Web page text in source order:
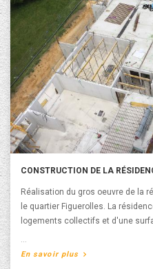
CONSTRUCTION DE LA
Réalisation du gros oeuvre de la
le quartier Figuerolles. La
logements collectifs et d'une
Architecture. La livraison de la
En savoir plus A propos de